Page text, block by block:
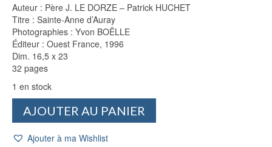
Auteur : Père J. LE DORZE – Patrick HUCHET
Titre : Sainte-Anne d’Auray
Photographies : Yvon BOËLLE
Éditeur : Ouest France, 1996
Dim. 16,5 x 23
32 pages
1 en stock
Anne
AJOUTER AU PANIER
Ajouter à ma Wishlist